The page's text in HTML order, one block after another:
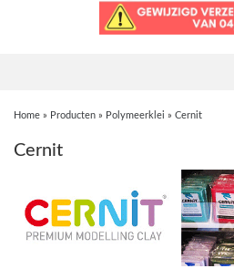
Home » Producten » Polymeerklei » Cernit
Cernit